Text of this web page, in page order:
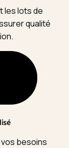
les lots de
qualité
besoins